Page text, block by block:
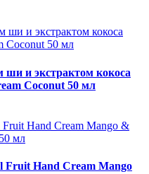
ши и экстрактом кокоса
Coconut 50 мл
Fruit Hand Cream Mango